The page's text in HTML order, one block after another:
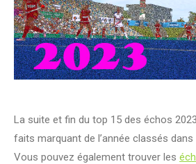
La suite et fin du top 15 des échos
faits marquant de l’année classés dans
Vous pouvez également trouver les